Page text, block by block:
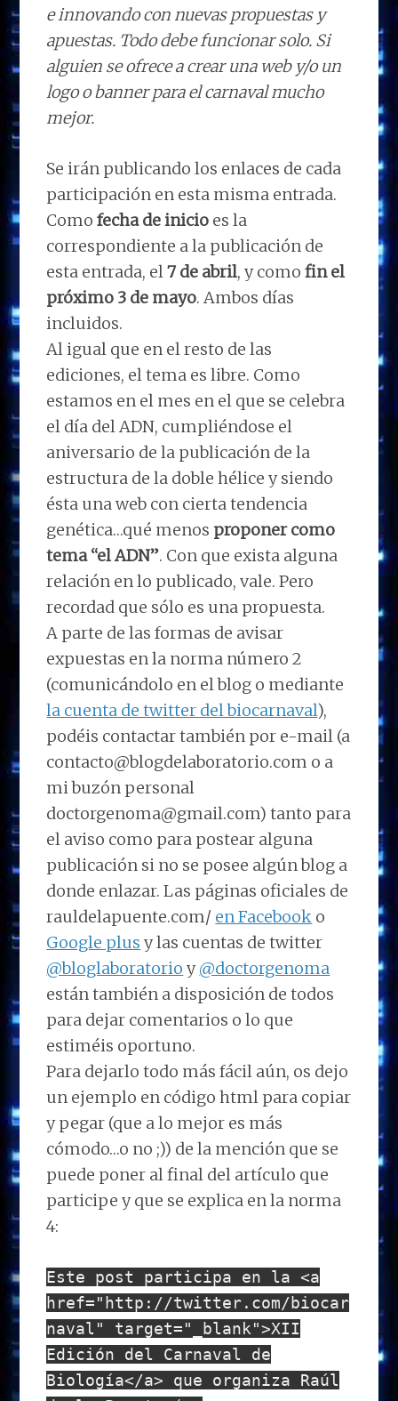
e innovando con nuevas propuestas y
apuestas. Todo debe funcionar solo. Si
alguien se ofrece a crear una web y/o un
logo o banner para el carnaval mucho
mejor.
Se irán publicando los enlaces de cada
participación en esta misma entrada.
Comofecha de inicio es la
correspondiente a la publicación de
esta entrada, el7 de abril, y comofin el
próximo 3 de mayo. Ambos días
incluidos.
Al igual que en el resto de las
ediciones, el tema es libre. Como
estamos en el mes en el que se celebra
el día del ADN, cumpliéndose el
aniversario de la publicación de la
estructura de la doble hélice y siendo
ésta una web con cierta tendencia
genética…qué menos proponer como
tema “el ADN”. Con que exista alguna
relación en lo publicado, vale. Pero
recordad que sólo es una propuesta.
A parte de las formas de avisar
expuestas en la norma número 2
(comunicándolo en el blog o mediante
la cuenta de twitter del biocarnaval),
podéis contactar también por e-mail (a
contacto@blogdelaboratorio.com o a
mi buzón personal
doctorgenoma@gmail.com) tanto para
el aviso como para postear alguna
publicación si no se posee algún blog a
donde enlazar. Las páginas oficiales de
rauldelapuente.com/ en Facebook o
Google plus y las cuentas de twitter
@bloglaboratorio y@doctorgenoma
están también a disposición de todos
para dejar comentarios o lo que
estiméis oportuno.
Para dejarlo todo más fácil aún, os dejo
un ejemplo en código html para copiar
y pegar (que a lo mejor es más
cómodo…o no ;)) de la mención que se
puede poner al final del artículo que
participe y que se explica en la norma
4:
Este post participa en la <a
href="http://twitter.com/biocar
naval" target="_blank">XII
Edición del Carnaval de
Biología</a> que organiza Raúl